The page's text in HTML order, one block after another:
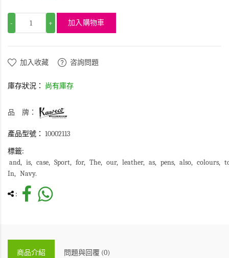
- + 加入購物車
加入收藏 咨詢問題
庫存狀況： 尚有庫存
品 牌：
產品型號： 10002113
標籤:
and
is case Sport for The our leather as pens also colours
In
Navy.
:
商品介紹 問題與回覆 (0)